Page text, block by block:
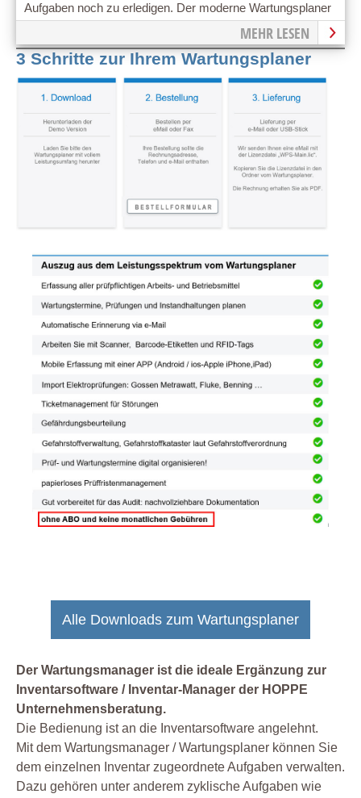
Aufgaben noch zu erledigen. Der moderne Wartungsplaner
MEHR LESEN
3 Schritte zur Ihrem Wartungsplaner
Alle Downloads zum Wartungsplaner
Der Wartungsmanager ist die ideale Ergänzung zur
Inventarsoftware / Inventar-Manager der HOPPE
Unternehmensberatung.
Die Bedienung ist an die Inventarsoftware angelehnt.
Mit dem Wartungsmanager / Wartungsplaner können Sie
dem einzelnen Inventar zugeordnete Aufgaben verwalten.
Dazu gehören unter anderem zyklische Aufgaben wie